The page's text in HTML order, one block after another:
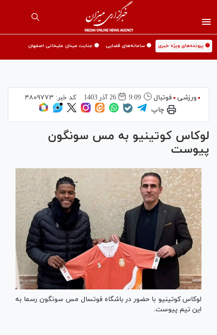
🟡 پرونده‌های ویژه خبری 🟡 سامانه‌های قضایی 🟡 جنایت میدان علیخانی اصفهان
ورزشی فوتبال 9:09 26 آذر 1403 کد خبر: ۴۸۰۹۷۷۳
چاپ
لوکاس کوتینیو به مس سونگون
پیوست
لوکاس کوتینیو با حضور در باشگاه فوتسال مس سونگون رسما به
این تیم پیوست.